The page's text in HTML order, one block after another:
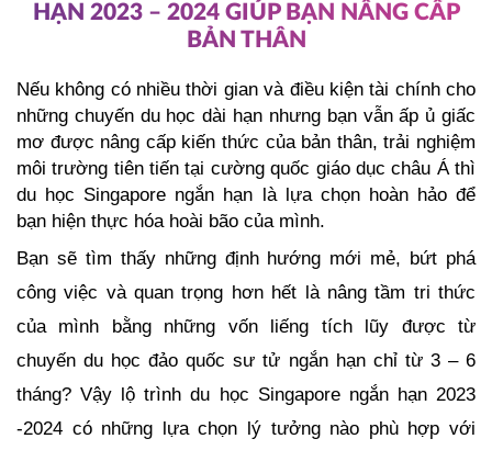
HẠN 2023 – 2024 GIÚP BẠN NÂNG CẤP
BẢN THÂN
Nếu không có nhiều thời gian và điều kiện tài chính cho
những chuyến du học dài hạn nhưng bạn vẫn ấp ủ giấc
mơ được nâng cấp kiến thức của bản thân, trải nghiệm
môi trường tiên tiến tại cường quốc giáo dục châu Á thì
du học Singapore ngắn hạn là lựa chọn hoàn hảo để
bạn hiện thực hóa hoài bão của mình.
Bạn sẽ tìm thấy những định hướng mới mẻ, bứt phá
công việc và quan trọng hơn hết là nâng tầm tri thức
của mình bằng những vốn liếng tích lũy được từ
chuyến du học đảo quốc sư tử ngắn hạn chỉ từ 3 – 6
tháng? Vậy lộ trình du học Singapore ngắn hạn 2023
-2024 có những lựa chọn lý tưởng nào phù hợp với